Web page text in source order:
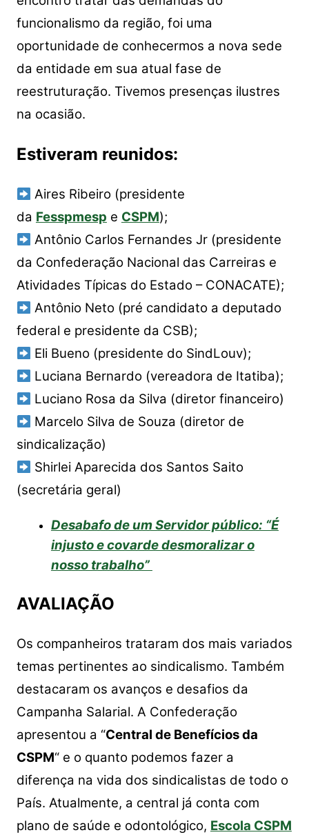
funcionalismo da região, foi uma
oportunidade de conhecermos a nova sede
da entidade em sua atual fase de
reestruturação. Tivemos presenças ilustres
na ocasião.
Estiveram reunidos:
Aires Ribeiro (presidente
da Fesspmesp e CSPM);
Antônio Carlos Fernandes Jr (presidente
da Confederação Nacional das Carreiras e
Atividades Típicas do Estado – CONACATE);
Antônio Neto (pré candidato a deputado
federal e presidente da CSB);
Eli Bueno (presidente do SindLouv);
Luciana Bernardo (vereadora de Itatiba);
Luciano Rosa da Silva (diretor financeiro)
Marcelo Silva de Souza (diretor de
sindicalização)
Shirlei Aparecida dos Santos Saito
(secretária geral)
Desabafo de um Servidor público: “É
injusto e covarde desmoralizar o
nosso trabalho”
AVALIAÇÃO
Os companheiros trataram dos mais variados
temas pertinentes ao sindicalismo. Também
destacaram os avanços e desafios da
Campanha Salarial. A Confederação
apresentou a “Central de Benefícios da
CSPM“ e o quanto podemos fazer a
diferença na vida dos sindicalistas de todo o
País. Atualmente, a central já conta com
plano de saúde e odontológico, Escola CSPM